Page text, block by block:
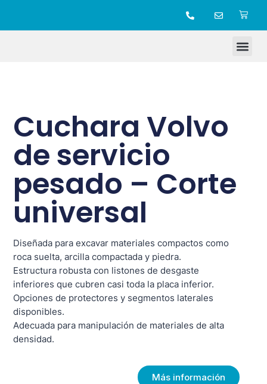
Cuchara Volvo
de servicio
pesado – Corte
universal
Diseñada para excavar materiales compactos como
roca suelta, arcilla compactada y piedra.
Estructura robusta con listones de desgaste
inferiores que cubren casi toda la placa inferior.
Opciones de protectores y segmentos laterales
disponibles.
Adecuada para manipulación de materiales de alta
densidad.
Más información